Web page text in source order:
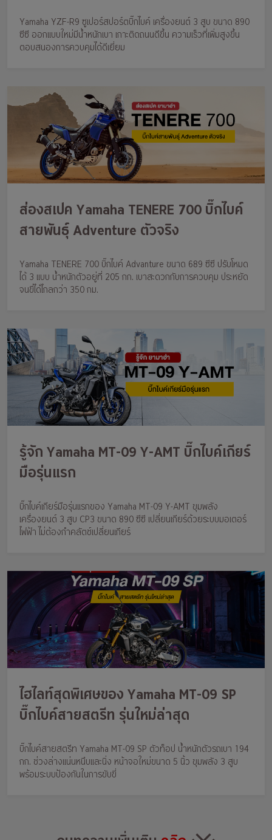
Yamaha YZF-R9 ซูเปอร์สปอร์ตบิ๊กไบค์ เครื่องยนต์ 3 สูบ ขนาด 890
ซีซี ออกแบบใหม่มีน้ำหนักเบา เกาะติดถนนดีขึ้น ความเร็วที่เพิ่มสูงขึ้น
ตอบสนองการควบคุมได้ดีเยี่ยม
ส่องสเปค Yamaha TENERE 700 บิ๊กไบค์
สายพันธุ์ Adventure ตัวจริง
Yamaha TENERE 700 บิ๊กไบค์ Advanture ขนาด 689 ซีซี ปรับโหมด
ได้ 3 แบบ น้ำหนักตัวอยู่ที่ 205 กก. เบาสะดวกกับการควบคุม ประหยัด
จนขี่ได้ไกลกว่า 350 กม.
รู้จัก Yamaha MT-09 Y-AMT บิ๊กไบค์เกียร์
มือรุ่นแรก
บิ๊กไบค์เกียร์มือรุ่นแรกของ Yamaha MT-09 Y-AMT ขุมพลัง
เครื่องยนต์ 3 สูบ CP3 ขนาด 890 ซีซี เปลี่ยนเกียร์ด้วยระบบมอเตอร์
ไฟฟ้า ไม่ต้องกำคลัตช์เปลี่ยนเกียร์
ไฮไลท์สุดพิเศษของ Yamaha MT-09 SP
บิ๊กไบค์สายสตรีท รุ่นใหม่ล่าสุด
บิ๊กไบค์สายสตรีท Yamaha MT-09 SP ตัวท็อป น้ำหนักตัวรถเบา 194
กก. ช่วงล่างแน่นหนึบและนิ่ง หน้าจอใหม่ขนาด 5 นิ้ว ขุมพลัง 3 สูบ
พร้อมระบบป้องกันในการขับขี่